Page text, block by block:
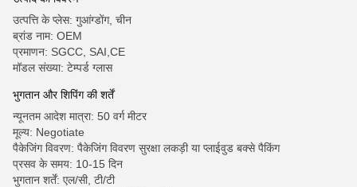
उत्पत्ति के प्लेस: गुआंग्डोंग, चीन
ब्रांड नाम: OEM
प्रमाणन: SGCC, SAI,CE
मॉडल संख्या: टेम्पर्ड ग्लास
भुगतान और शिपिंग की शर्तें
न्यूनतम आदेश मात्रा: 50 वर्ग मीटर
मूल्य: Negotiate
पैकेजिंग विवरण: पैकेजिंग विवरण सुरक्षा लकड़ी या प्लाईवुड बक्से पैकिंग
प्रसव के समय: 10-15 दिन
भुगतान शर्तें: एल/सी, टी/टी